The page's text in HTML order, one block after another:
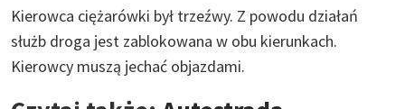
Kierowca ciężarówki był trzeźwy. Z powodu działań
służb droga jest zablokowana w obu kierunkach.
Kierowcy muszą jechać objazdami.